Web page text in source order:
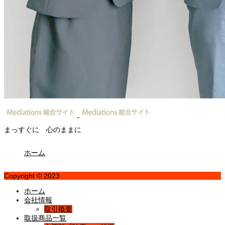
まっすぐに 心のままに
ホーム
Copyright © 2023
ホーム
会社情報
取引概要
取扱商品一覧